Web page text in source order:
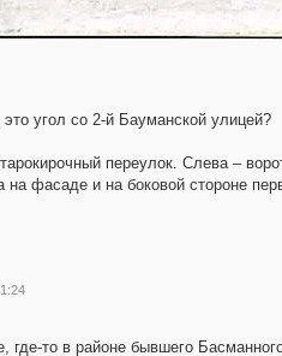
угол со 2-й Бауманской улицей?
переулок. Слева –
фасаде и на боковой стороне
где-то в районе бывшего